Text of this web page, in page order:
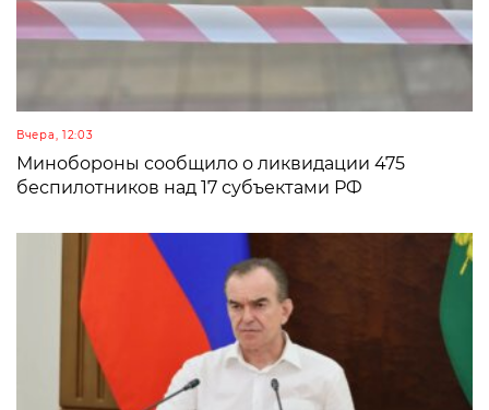
Вчера, 12:03
Минобороны сообщило о ликвидации 475
беспилотников над 17 субъектами РФ